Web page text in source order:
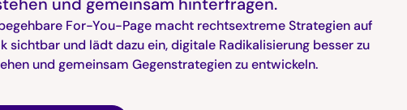
For-You-Page macht rechtsextreme Strategien auf
sichtbar und lädt dazu ein, digitale Radikalisierung besser zu
und gemeinsam Gegenstrategien zu entwickeln.